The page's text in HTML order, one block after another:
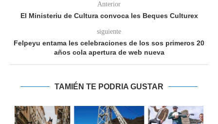
Anterior
El Ministeriu de Cultura convoca les Beques Culturex
siguiente
Felpeyu entama les celebraciones de los sos primeros 20
años cola apertura de web nueva
TAMIÉN TE PODRIA GUSTAR